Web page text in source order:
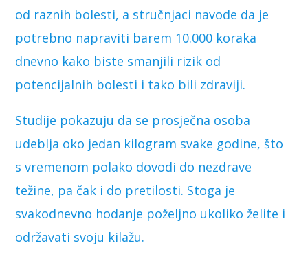
od raznih bolesti, a stručnjaci navode da je
potrebno napraviti barem 10.000 koraka
dnevno kako biste smanjili rizik od
potencijalnih bolesti i tako bili zdraviji.
Studije pokazuju da se prosječna osoba
udeblja oko jedan kilogram svake godine, što
s vremenom polako dovodi do nezdrave
težine, pa čak i do pretilosti. Stoga je
svakodnevno hodanje poželjno ukoliko želite i
održavati svoju kilažu.